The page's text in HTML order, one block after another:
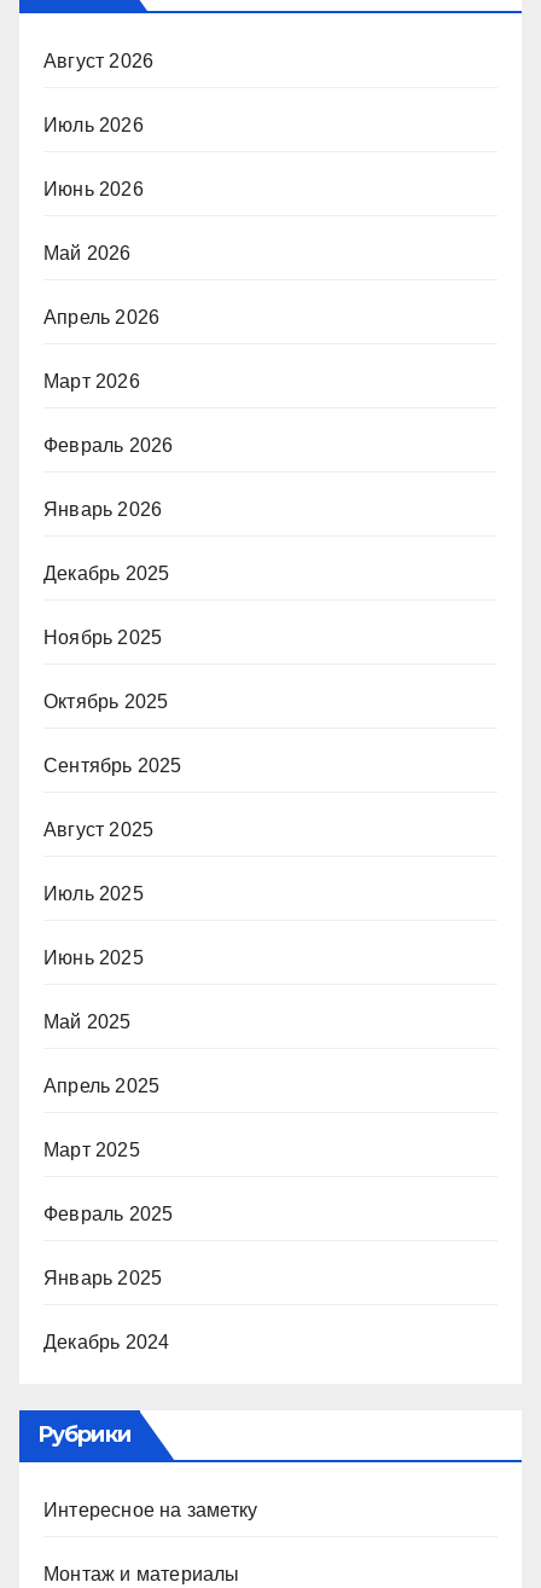
Август 2026
Июль 2026
Июнь 2026
Май 2026
Апрель 2026
Март 2026
Февраль 2026
Январь 2026
Декабрь 2025
Ноябрь 2025
Октябрь 2025
Сентябрь 2025
Август 2025
Июль 2025
Июнь 2025
Май 2025
Апрель 2025
Март 2025
Февраль 2025
Январь 2025
Декабрь 2024
Рубрики
Интересное на заметку
Монтаж и материалы